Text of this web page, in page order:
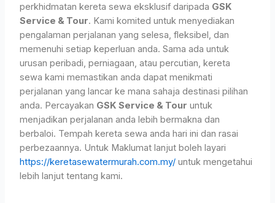
perkhidmatan kereta sewa eksklusif daripada GSK
Service & Tour. Kami komited untuk menyediakan
pengalaman perjalanan yang selesa, fleksibel, dan
memenuhi setiap keperluan anda. Sama ada untuk
urusan peribadi, perniagaan, atau percutian, kereta
sewa kami memastikan anda dapat menikmati
perjalanan yang lancar ke mana sahaja destinasi pilihan
anda. Percayakan GSK Service & Tour untuk
menjadikan perjalanan anda lebih bermakna dan
berbaloi. Tempah kereta sewa anda hari ini dan rasai
perbezaannya. Untuk Maklumat lanjut boleh layari
https://keretasewatermurah.com.my/ untuk mengetahui
lebih lanjut tentang kami.